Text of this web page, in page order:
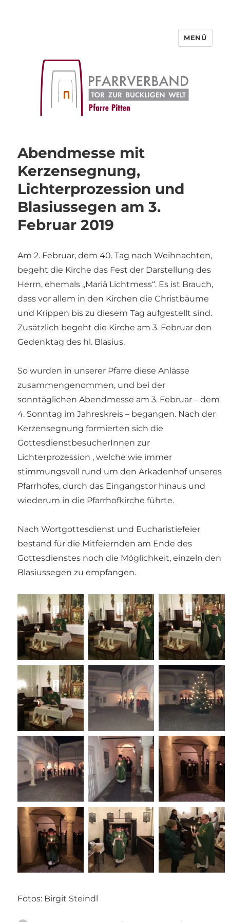
MENÜ
Abendmesse mit
Kerzensegnung,
Lichterprozession und
Blasiussegen am 3.
Februar 2019
Am 2. Februar, dem 40. Tag nach Weihnachten,
begeht die Kirche das Fest der Darstellung des
Herrn, ehemals „Mariä Lichtmess“. Es ist Brauch,
dass vor allem in den Kirchen die Christbäume
und Krippen bis zu diesem Tag aufgestellt sind.
Zusätzlich begeht die Kirche am 3. Februar den
Gedenktag des hl. Blasius.
So wurden in unserer Pfarre diese Anlässe
zusammengenommen, und bei der
sonntäglichen Abendmesse am 3. Februar – dem
4. Sonntag im Jahreskreis – begangen. Nach der
Kerzensegnung formierten sich die
GottesdienstbesucherInnen zur
Lichterprozession , welche wie immer
stimmungsvoll rund um den Arkadenhof unseres
Pfarrhofes, durch das Eingangstor hinaus und
wiederum in die Pfarrhofkirche führte.
Nach Wortgottesdienst und Eucharistiefeier
bestand für die Mitfeiernden am Ende des
Gottesdienstes noch die Möglichkeit, einzeln den
Blasiussegen zu empfangen.
Fotos: Birgit Steindl